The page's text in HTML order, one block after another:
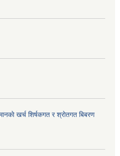
खर्च शिर्षकगत र श्राेतगत बिबरण